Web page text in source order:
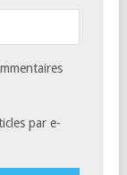
par e-